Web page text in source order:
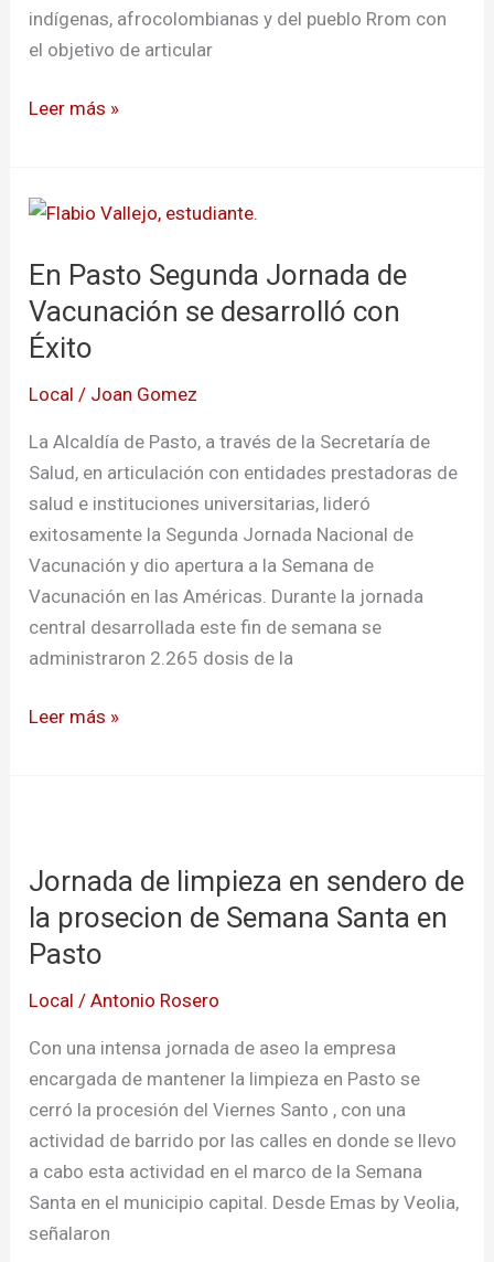
indígenas, afrocolombianas y del pueblo Rrom con
el objetivo de articular
Leer más »
En Pasto Segunda Jornada de
Vacunación se desarrolló con
Éxito
Local / Joan Gomez
La Alcaldía de Pasto, a través de la Secretaría de
Salud, en articulación con entidades prestadoras de
salud e instituciones universitarias, lideró
exitosamente la Segunda Jornada Nacional de
Vacunación y dio apertura a la Semana de
Vacunación en las Américas. Durante la jornada
central desarrollada este fin de semana se
administraron 2.265 dosis de la
En
Segunda
Jornada
de
Vacunación
se
Leer más »
Jornada de limpieza en sendero de
la prosecion de Semana Santa en
Pasto
Local /Antonio Rosero
Con una intensa jornada de aseo la empresa
encargada de mantener la limpieza en Pasto se
cerró la procesión del Viernes Santo , con una
actividad de barrido por las calles en donde se llevo
a cabo esta actividad en el marco de la Semana
Santa en el municipio capital. Desde Emas by Veolia,
señalaron
limpieza
en
sendero
la